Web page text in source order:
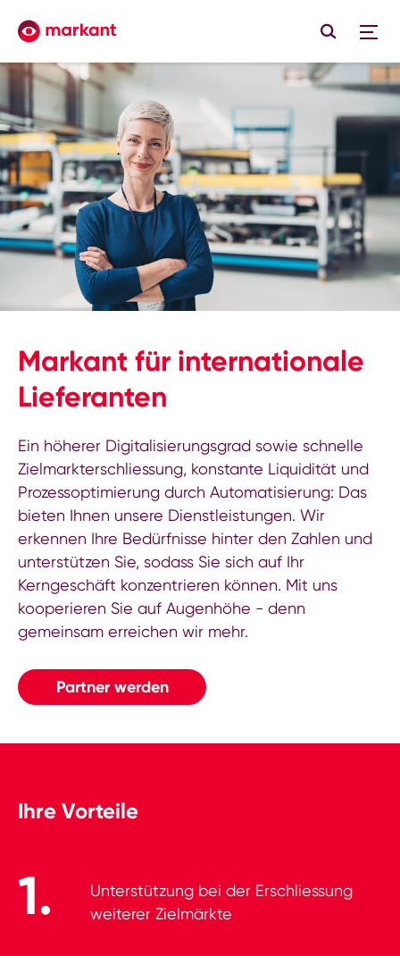
Markant für internationale
Lieferanten
Ein höherer Digitalisierungsgrad sowie schnelle
Zielmarkterschliessung, konstante Liquidität und
Prozessoptimierung durch Automatisierung: Das
bieten Ihnen unsere Dienstleistungen. Wir
erkennen Ihre Bedürfnisse hinter den Zahlen und
unterstützen Sie, sodass Sie sich auf Ihr
Kerngeschäft konzentrieren können. Mit uns
kooperieren Sie auf Augenhöhe - denn
gemeinsam erreichen wir mehr.
Partner werden
Ihre Vorteile
Unterstützung bei der Erschliessung
weiterer Zielmärkte